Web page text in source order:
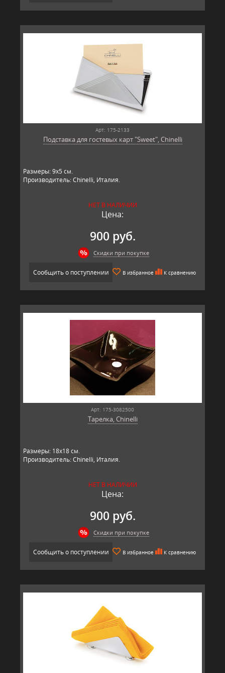
Арт: 175-2133
Подставка для гостевых карт "Sweet", Chinelli
Размеры: 9х5 см.
Производитель: Chinelli, Италия.
НЕТ В НАЛИЧИИ
Цена:
900 руб.
Скидки при покупке
Сообщить о поступлении В избранное К сравнению
Арт: 175-3082500
Тарелка, Chinelli
​Размеры: 18х18 см.
Производитель: Chinelli, Италия.
НЕТ В НАЛИЧИИ
Цена:
900 руб.
Скидки при покупке
Сообщить о поступлении В избранное К сравнению